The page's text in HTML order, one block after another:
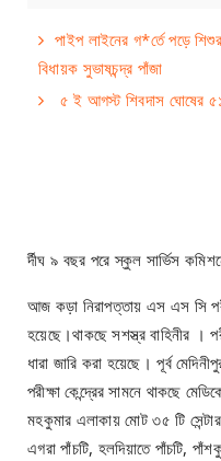
পাইপ লাইনের গ*র্তে পড়ে
বিধায়ক সুভাষচন্দ্র পাঁজা
৫ ই আগস্ট শিবদাস ঘোষের
র্দীঘ ৯ বছর পরে স্কুল সার্ভিস
আজ কড়া নিরাপত্তায় এস এস সি
হয়েছে।থাকছে সশস্ত্র বাহিনীর ।
ধারা জারি করা হয়েছে। পূর্ব
পরীক্ষা কেন্দ্রের সামনে থাকছে
মহকুমার এলাকায় মোট ৩৫ টি সেন্টার
এগরা পাঁচটি, হলদিয়াতে পাঁচটি,